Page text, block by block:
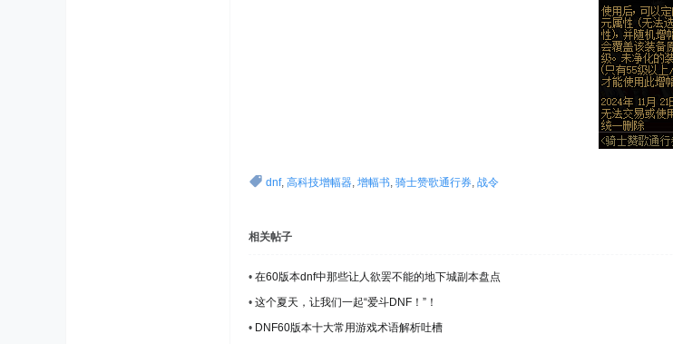
dnf, 高科技增幅器, 增幅书, 骑士赞歌通行券, 战令
相关帖子
• 在60版本dnf中那些让人欲罢不能的地下城副本盘点
• 这个夏天，让我们一起“爱斗DNF！”！
• DNF60版本十大常用游戏术语解析吐槽